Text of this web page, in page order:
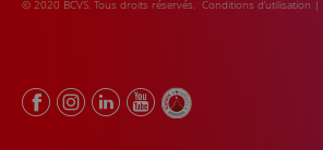
© 2020 BCVS. Tous droits réservés. Conditions d’utilisation |